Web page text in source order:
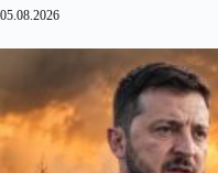
05.08.2026